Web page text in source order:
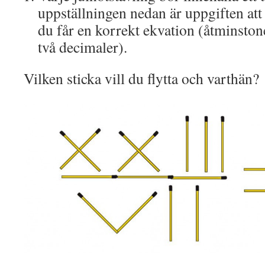
uppställningen nedan är uppgiften
du får en korrekt ekvation
två decimaler).
Vilken sticka vill du flytta och varthän?